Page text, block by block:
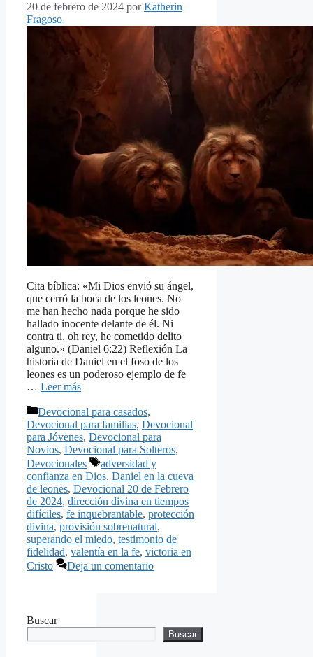
20 de febrero de 2024 porKatherin
Fragoso
Cita bíblica: «Mi Dios envió su ángel,
que cerró la boca de los leones. No
me han hecho nada porque he sido
hallado inocente delante de él. Ni
contra ti, oh rey, he cometido delito
alguno.» (Daniel 6:22) Reflexión La
historia de Daniel en el foso de los
leones es un poderoso ejemplo de fe
… Leer más
Categorías
Devocional para casados,
Devocional para familias, Devocional
para Jóvenes, Devocional para
Novios, Devocional para Solteros,
Devocionales
Etiquetas
adversidad y
confianza en Dios, Daniel en la cueva
de leones, Devocional 20 de Febrero
de 2024, dirección divina en tiempos
difíciles, fe inquebrantable, protección
divina, provisión sobrenatural,
superando el miedo, testimonio de
fidelidad, valentía en la fe, victoria en
Cristo
Deja un comentario
Buscar
Buscar